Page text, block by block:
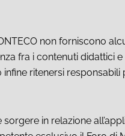
non forniscono
fra i contenuti didattici
infine ritenersi
in relazione